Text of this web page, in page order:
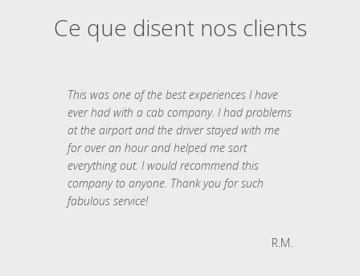
Ce que disent nos clients
This was one of the best experiences I have
ever had with a cab company. I had problems
at the airport and the driver stayed with me
for over an hour and helped me sort
everything out. I would recommend this
company to anyone. Thank you for such
fabulous service!
R.M.